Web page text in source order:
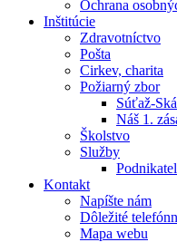
Ochrana
Inštitúcie
Zdravotníctvo
Pošta
Cirkev, charita
Požiarný zbor
Súťaž-
Náš 1.
Školstvo
Služby
Kontakt
Napíšte nám
Dôležité
Mapa webu